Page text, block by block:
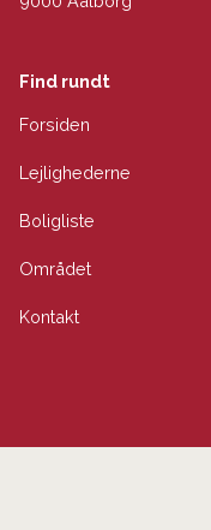
Find rundt
Forsiden
Lejlighederne
Boligliste
Området
Kontakt